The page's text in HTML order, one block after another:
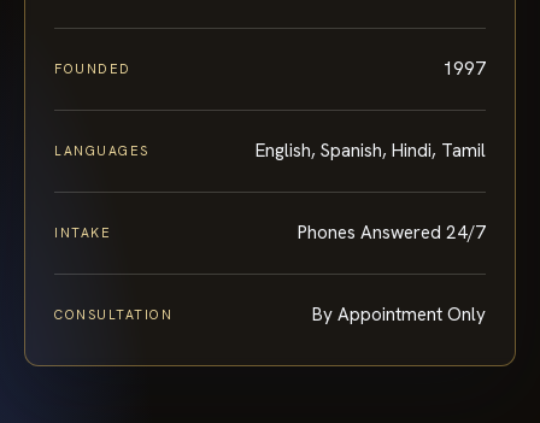
FOUNDED 1997
LANGUAGES English, Spanish, Hindi, Tamil
INTAKE Phones Answered 24/7
CONSULTATION By Appointment Only